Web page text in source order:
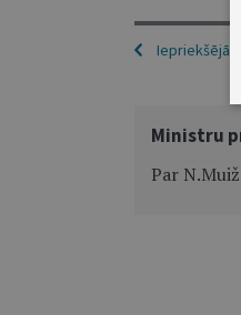
Iepriekšējā
Ministru
Par